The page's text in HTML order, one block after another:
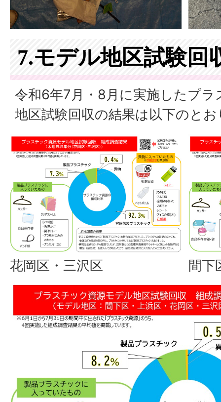
7.モデル地区試験回
令和6年7月・8月に実施したプ
地区試験回収の結果は以下のと
花岡区・三沢区 間下